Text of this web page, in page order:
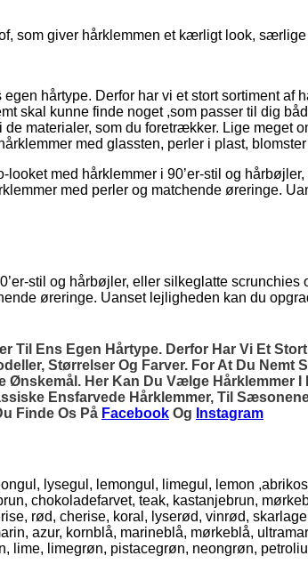
som giver hårklemmen et kærligt look,
hårtype. Derfor har vi et stort sortiment af
skal kunne finde noget ,som passer til dig
materialer, som du foretrækker. Lige meget
med glassten, perler i plast,
med hårklemmer i 90’er-stil og
med perler og matchende øreringe.
stil og hårbøjler, eller silkeglatte
øreringe. Uanset lejligheden kan du
Til Ens Egen Hårtype. Derfor Har Vi Et
Størrelser Og Farver. For At Du Nemt
Her Kan Du Vælge Hårklemmer
Ensfarvede Hårklemmer, Til
Finde Os På Facebook Og Instagram
lysegul, lemongul, limegul, lemon
chokoladefarvet, teak, kastanjebrun,
rød, cherise, koral, lyserød, vinrød,
azur, kornblå, marineblå, mørkeblå,
limegrøn, pistacegrøn, neongrøn,